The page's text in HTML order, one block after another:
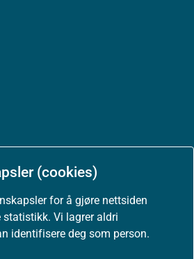
(cookies)
for å gjøre nettsiden
Vi lagrer aldri
identifisere deg som person.
(uustatus.no)